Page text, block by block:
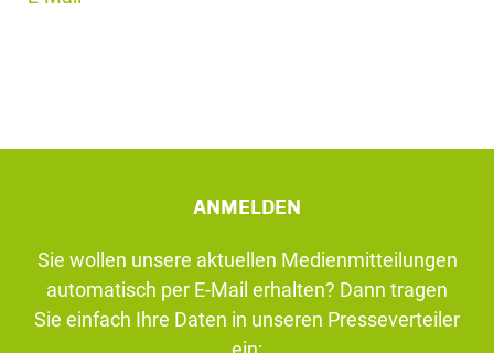
ANMELDEN
Sie wollen unsere aktuellen Medienmitteilungen
automatisch per E-Mail erhalten? Dann tragen
Sie einfach Ihre Daten in unseren Presseverteiler